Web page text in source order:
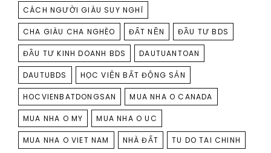
CÁCH NGƯỜI GIÀU SUY NGHĨ
CHA GIÀU CHA NGHÈO ĐẤT NỀN ĐẦU TƯ BDS
ĐẦU TƯ KINH DOANH BDS DAUTUANTOAN
DAUTUBDS HỌC VIỆN BẤT ĐỘNG SẢN
HOCVIENBATDONGSAN MUA NHA O CANADA
MUA NHA O MY MUA NHA O UC
MUA NHA O VIET NAM NHÀ ĐẤT TU DO TAI CHINH